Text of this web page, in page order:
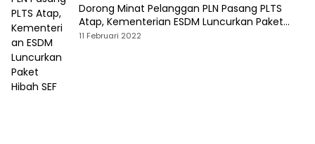
Dorong Minat Pelanggan PLN Pasang PLTS
Atap, Kementerian ESDM Luncurkan Paket
Hibah SEF
11 Februari 2022